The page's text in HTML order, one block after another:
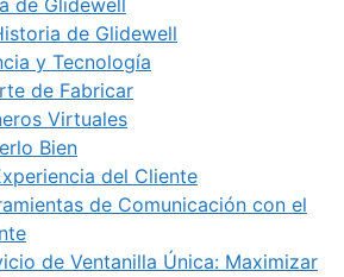
de Glidewell
de Glidewell
y Tecnología
de Fabricar
Virtuales
Bien
del Cliente
de Comunicación con el
de Ventanilla Única: Maximizar